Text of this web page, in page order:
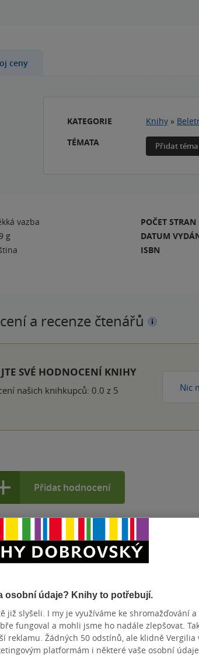
ceny
KATEGORIE Knihy »
TÉMATA
Přidat téma
vazba
g
POČET STRAN
DATUM
ISBN
a recenze čtenářů
SVÉ HODNOCENÍ KNIHY
našich knihkupců: 0.0 z 5 Nic
Přidat hodnocení
osobní údaje? Knihy to potřebují.
již slyšeli. I my je využíváme ke shromažďování a
fungoval a mohli jsme ho nadále zlepšovat.
reklamu. Žádných 50 odstínů, ale klidně Vergilia
platformám i některé vaše osobní